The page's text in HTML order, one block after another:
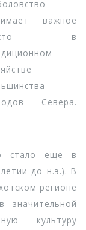
важное
в
Севера.
стало еще в
до н.э.). В
регионе
культуру